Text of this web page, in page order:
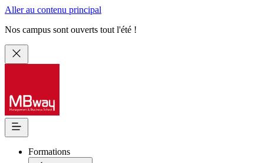
Aller au contenu principal
Nos campus sont ouverts tout l'été !
Formations